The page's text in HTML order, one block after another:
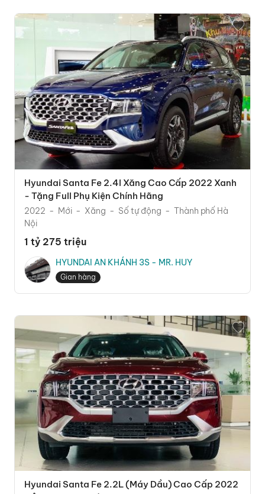
Hyundai Santa Fe 2.4l Xăng Cao Cấp 2022 Xanh
- Tặng Full Phụ Kiện Chính Hãng
2022 Mới Xăng Số tự động
Thành phố Hà
Nội
1 tỷ 275 triệu
HYUNDAI AN KHÁNH 3S - MR. HUY
Gian hàng
Hyundai Santa Fe 2.2L (Máy Dầu) Cao Cấp 2022